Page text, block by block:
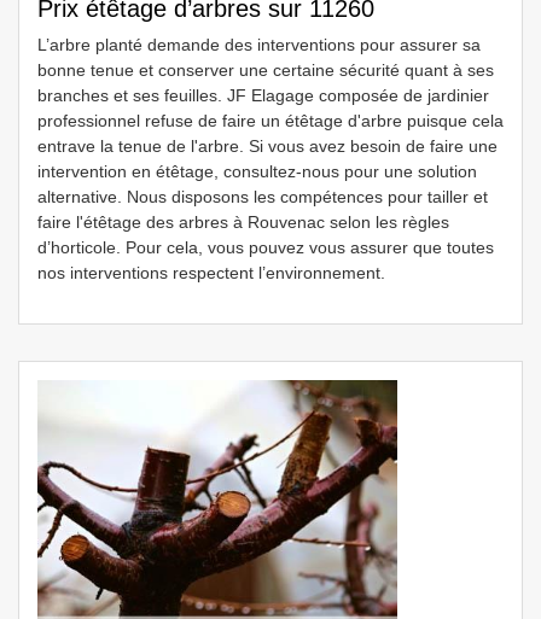
Prix étêtage d’arbres sur 11260
L’arbre planté demande des interventions pour assurer sa
bonne tenue et conserver une certaine sécurité quant à ses
branches et ses feuilles. JF Elagage composée de jardinier
professionnel refuse de faire un étêtage d'arbre puisque cela
entrave la tenue de l'arbre. Si vous avez besoin de faire une
intervention en étêtage, consultez-nous pour une solution
alternative. Nous disposons les compétences pour tailler et
faire l'étêtage des arbres à Rouvenac selon les règles
d’horticole. Pour cela, vous pouvez vous assurer que toutes
nos interventions respectent l’environnement.